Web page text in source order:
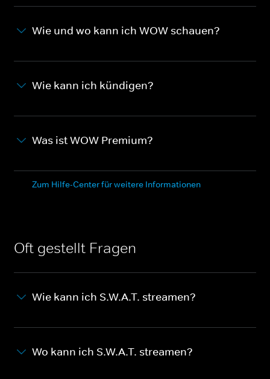
Wie und wo kann ich WOW schauen?
Wie kann ich kündigen?
Was ist WOW Premium?
Zum Hilfe-Center für weitere Informationen
Oft gestellt Fragen
Wie kann ich S.W.A.T. streamen?
Wo kann ich S.W.A.T. streamen?